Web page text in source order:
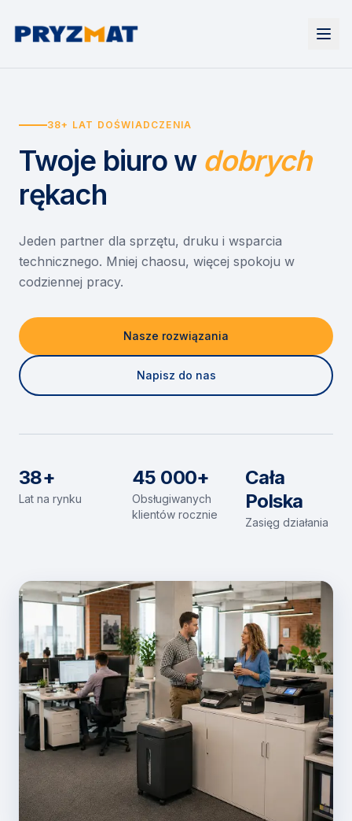
Urządzenia
Drukarki i urządzenia wielofunkcyjne
Etykiety i identyfikacja
Skanery i obieg dokumentów
Monitory interaktywne
Niszczarki dokumentów
Wynajem drukarek
Wynajem urządzeń biurowych
Asystent druku
EZD RP
Misja szkoła
Serwis
O nas
Kontakt
38+ LAT DOŚWIADCZENIA
Twoje biuro w dobrych
rękach
Jeden partner dla sprzętu, druku i wsparcia
technicznego. Mniej chaosu, więcej spokoju w
codziennej pracy.
Nasze rozwiązania
Napisz do nas
38+
Lat na rynku
45 000+
Obsługiwanych
klientów rocznie
Cała
Polska
Zasięg działania